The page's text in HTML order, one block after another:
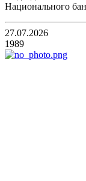
Национального
27.07.2026
1989